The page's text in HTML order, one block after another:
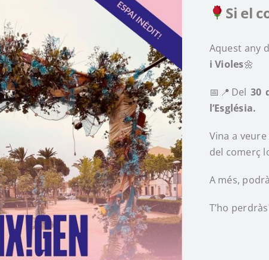
Si el
Aquest any
i Violes🌼
📅📍Del 30
l’Església.
Vina a
del comerç
A més,
T’ho